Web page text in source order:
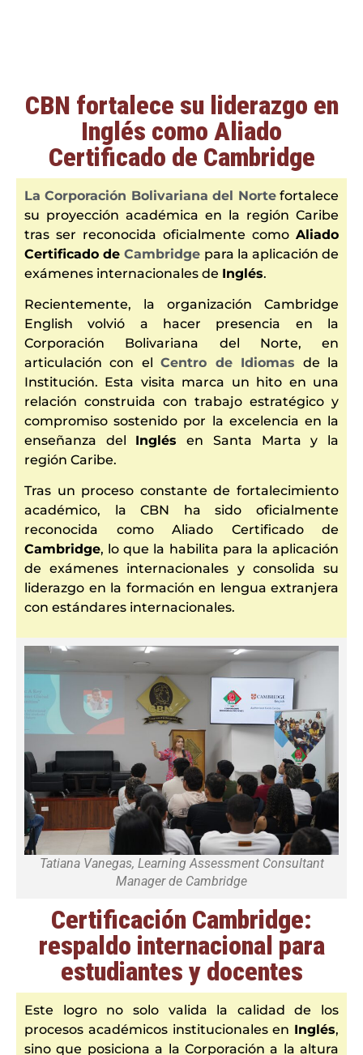
CBN fortalece su liderazgo en
Inglés como Aliado
Certificado de Cambridge
La Corporación Bolivariana del Nortefortalece
su proyección académica en la región Caribe
tras ser reconocida oficialmente como Aliado
Certificado deCambridge para la aplicación de
exámenes internacionales de Inglés.
Recientemente, la organización Cambridge
English volvió a hacer presencia en la
Corporación Bolivariana del Norte, en
articulación con elCentro de Idiomas de la
Institución. Esta visita marca un hito en una
relación construida con trabajo estratégico y
compromiso sostenido por la excelencia en la
enseñanza del Inglés en Santa Marta y la
región Caribe.
Tras un proceso constante de fortalecimiento
académico, la CBN ha sido oficialmente
reconocida como Aliado Certificado de
Cambridge, lo que la habilita para la aplicación
de exámenes internacionales y consolida su
liderazgo en la formación en lengua extranjera
con estándares internacionales.
Tatiana Vanegas, Learning Assessment Consultant
Manager de Cambridge
Certificación Cambridge:
respaldo internacional para
estudiantes y docentes
Este logro no solo valida la calidad de los
procesos académicos institucionales en Inglés,
sino que posiciona a la Corporación a la altura